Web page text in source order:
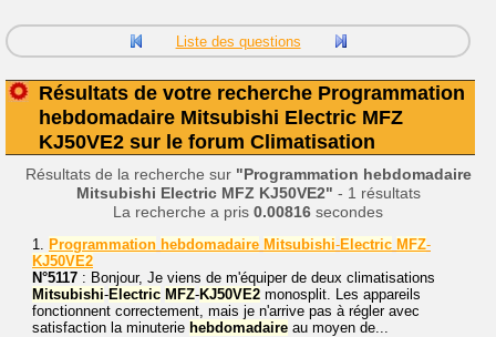
Liste des questions
Résultats de votre recherche Programmation
hebdomadaire Mitsubishi Electric MFZ
KJ50VE2 sur le forum Climatisation
Résultats de la recherche sur "Programmation hebdomadaire
Mitsubishi Electric MFZ KJ50VE2" - 1 résultats
La recherche a pris 0.00816 secondes
1. Programmation hebdomadaire Mitsubishi-Electric MFZ-
KJ50VE2
N°5117 : Bonjour, Je viens de m'équiper de deux climatisations
Mitsubishi-Electric MFZ-KJ50VE2 monosplit. Les appareils
fonctionnent correctement, mais je n'arrive pas à régler avec
satisfaction la minuterie hebdomadaire au moyen de...